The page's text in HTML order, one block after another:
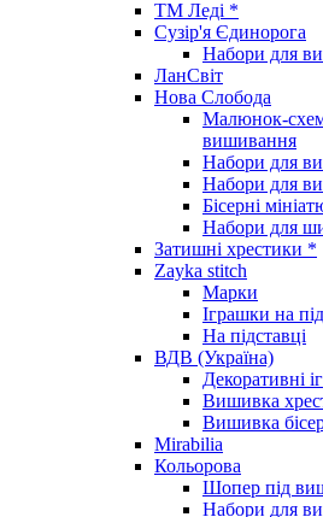
ТМ Леді *
Сузір'я Єдинорога
Набори для
ЛанСвіт
Нова Слобода
Малюнок-
вишивання
Набори для
Набори для
Бісерні
Набори для
Затишні хрестики *
Zayka stitch
Марки
Іграшки на
На підставці
ВДВ (Україна)
Декоративні
Вишивка
Вишивка
Mirabilia
Кольорова
Шопер під
Набори для